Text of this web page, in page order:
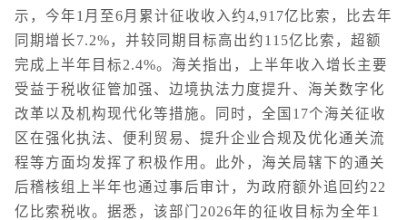
示，今年1月至6月累计征收收入约4,917亿比索，比去年
同期增长7.2%，并较同期目标高出约115亿比索，超额
完成上半年目标2.4%。海关指出，上半年收入增长主要
受益于税收征管加强、边境执法力度提升、海关数字化
改革以及机构现代化等措施。同时，全国17个海关征收
区在强化执法、便利贸易、提升企业合规及优化通关流
程等方面均发挥了积极作用。此外，海关局辖下的通关
后稽核组上半年也通过事后审计，为政府额外追回约22
亿比索税收。据悉，该部门2026年的征收目标为全年1